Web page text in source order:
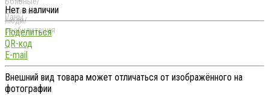
Нет в наличии
Поделиться
QR-код
E-mail
Внешний вид товара может отличаться от изображённого на
фотографии